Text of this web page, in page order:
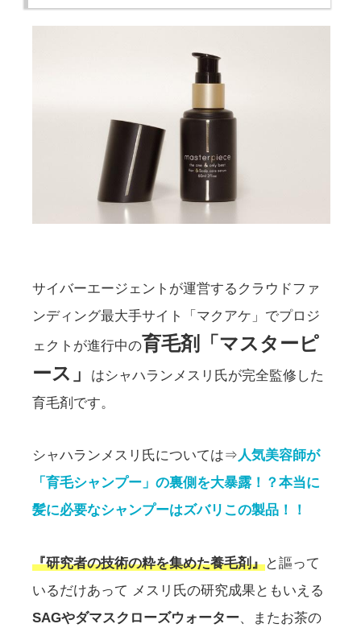
サイバーエージェントが運営するクラウドファ
ンディング最大手サイト「マクアケ」でプロジ
ェクトが進行中の育毛剤「マスターピ
ース」
はシャハランメスリ氏が完全監修した
育毛剤です。
シャハランメスリ氏については⇒人気美容師が
「育毛シャンプー」の裏側を大暴露！？本当に
髪に必要なシャンプーはズバリこの製品！！
『研究者の技術の粋を集めた養毛剤』と謳って
いるだけあって メスリ氏の研究成果ともいえる
SAGやダマスクローズウォーター、またお茶の